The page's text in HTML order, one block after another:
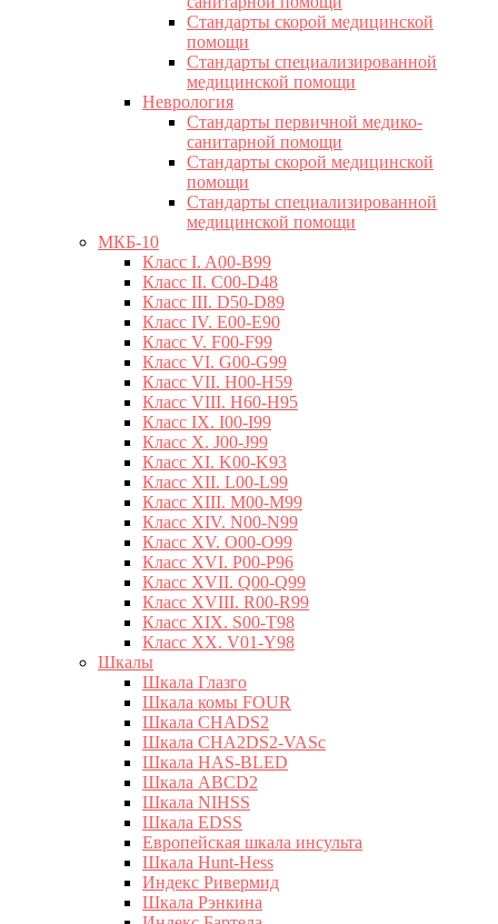
Стандарты скорой медицинской
помощи
Стандарты специализированной
медицинской помощи
Неврология
Стандарты первичной медико-
санитарной помощи
Стандарты скорой медицинской
помощи
Стандарты специализированной
медицинской помощи
МКБ-10
Класс I. A00-B99
Класс II. C00-D48
Класс III. D50-D89
Класс IV. E00-E90
Класс V. F00-F99
Класс VI. G00-G99
Класс VII. H00-H59
Класс VIII. H60-H95
Класс IX. I00-I99
Класс X. J00-J99
Класс XI. K00-K93
Класс XII. L00-L99
Класс XIII. M00-M99
Класс XIV. N00-N99
Класс XV. O00-O99
Класс XVI. P00-P96
Класс XVII. Q00-Q99
Класс XVIII. R00-R99
Класс XIX. S00-T98
Класс XX. V01-Y98
Шкалы
Шкала Глазго
Шкала комы FOUR
Шкала CHADS2
Шкала CHA2DS2-VASc
Шкала HAS-BLED
Шкала ABCD2
Шкала NIHSS
Шкала EDSS
Европейская шкала инсульта
Шкала Hunt-Hess
Индекс Ривермид
Шкала Рэнкина